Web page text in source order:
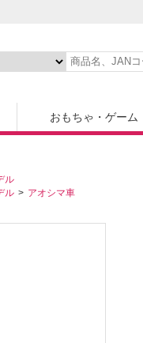
おもちゃ・ゲーム
ル
ル アオシマ車